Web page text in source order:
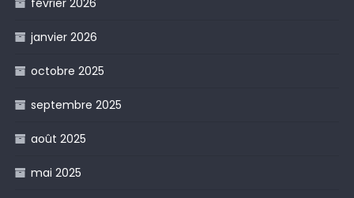
février 2026
janvier 2026
octobre 2025
septembre 2025
août 2025
mai 2025